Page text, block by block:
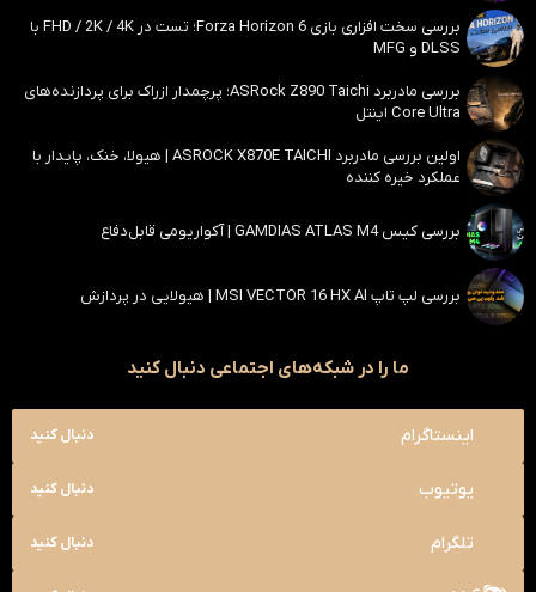
بررسی سخت افزاری بازی Forza Horizon 6؛ تست در FHD / 2K / 4K با
DLSS و MFG
بررسی مادربرد ASRock Z890 Taichi؛ پرچمدار ازراک برای پردازنده‌های
Core Ultra اینتل
اولین بررسی مادربرد ASROCK X870E TAICHI | هیولا، خنک، پایدار با
عملکرد خیره کننده
بررسی کیس GAMDIAS ATLAS M4 | آکواریومی قابل‌دفاع
بررسی لپ تاپ MSI VECTOR 16 HX AI | هیولایی در پردازش
ما را در شبکه‌های اجتماعی دنبال کنید
اینستاگرام دنبال کنید
یوتیوب دنبال کنید
تلگرام دنبال کنید